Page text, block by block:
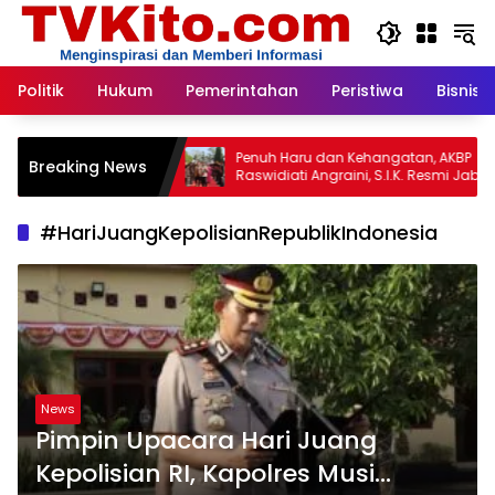
Langsung
Politik
Hukum Pemerintahan Peristiwa Bisnis
Breaking News
Pembina
Penuh Haru dan Kehangatan, AKBP
Raswidiati Angraini, S.I.K. Resmi Jabat
Kapolres Lampung Utara
#HariJuangKepolisianRepublikIndonesia
News
Pimpin Upacara Hari Juang
Kepolisian RI, Kapolres Musi